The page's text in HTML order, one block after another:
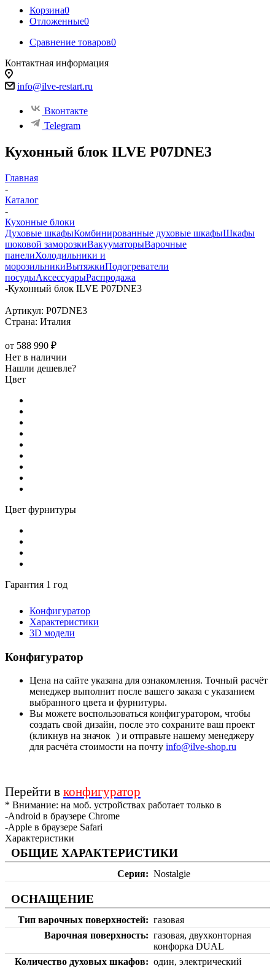
Корзина0
Отложенные0
Сравнение товаров0
Контактная информация
info@ilve-restart.ru
Вконтакте
Telegram
Кухонный блок ILVE P07DNE3
Главная
-
Каталог
-
Кухонные блоки
Духовые шкафыКомбинированные духовые шкафыШкафы
шоковой заморозкиВакууматорыВарочные
панелиХолодильники и
морозильникиВытяжкиПодогреватели
посудыАксессуарыРаспродажа
-Кухонный блок ILVE P07DNE3
Артикул: P07DNE3
Страна: Италия
от 588 990 ₽
Нет в наличии
Нашли дешевле?
Цвет
Цвет фурнитуры
Гарантия 1 год
Конфигуратор
Характеристики
3D модели
Конфигуратор
Цена на сайте указана для ознакомления. Точный расчёт
менеджер выполнит после вашего заказа с указанием
выбранного цвета и фурнитуры.
Вы можете воспользоваться конфигуратором, чтобы
создать свой дизайн, после это сохраните ваш проект
(кликнув на значок ) и отправьте нашему менеджеру
для расчёта стоимости на почту info@ilve-shop.ru
Перейти в конфигуратор
* Внимание: на моб. устройствах работает только в
-Android в браузере Chrome
-Apple в браузере Safari
Характеристики
ОБЩИЕ ХАРАКТЕРИСТИКИ
Серия Nostalgie
ОСНАЩЕНИЕ
Тип варочных поверхностей
газовая
Варочная поверхность
газовая, двухконторная
конфорка DUAL
Количество духовых шкафов
один, электрический